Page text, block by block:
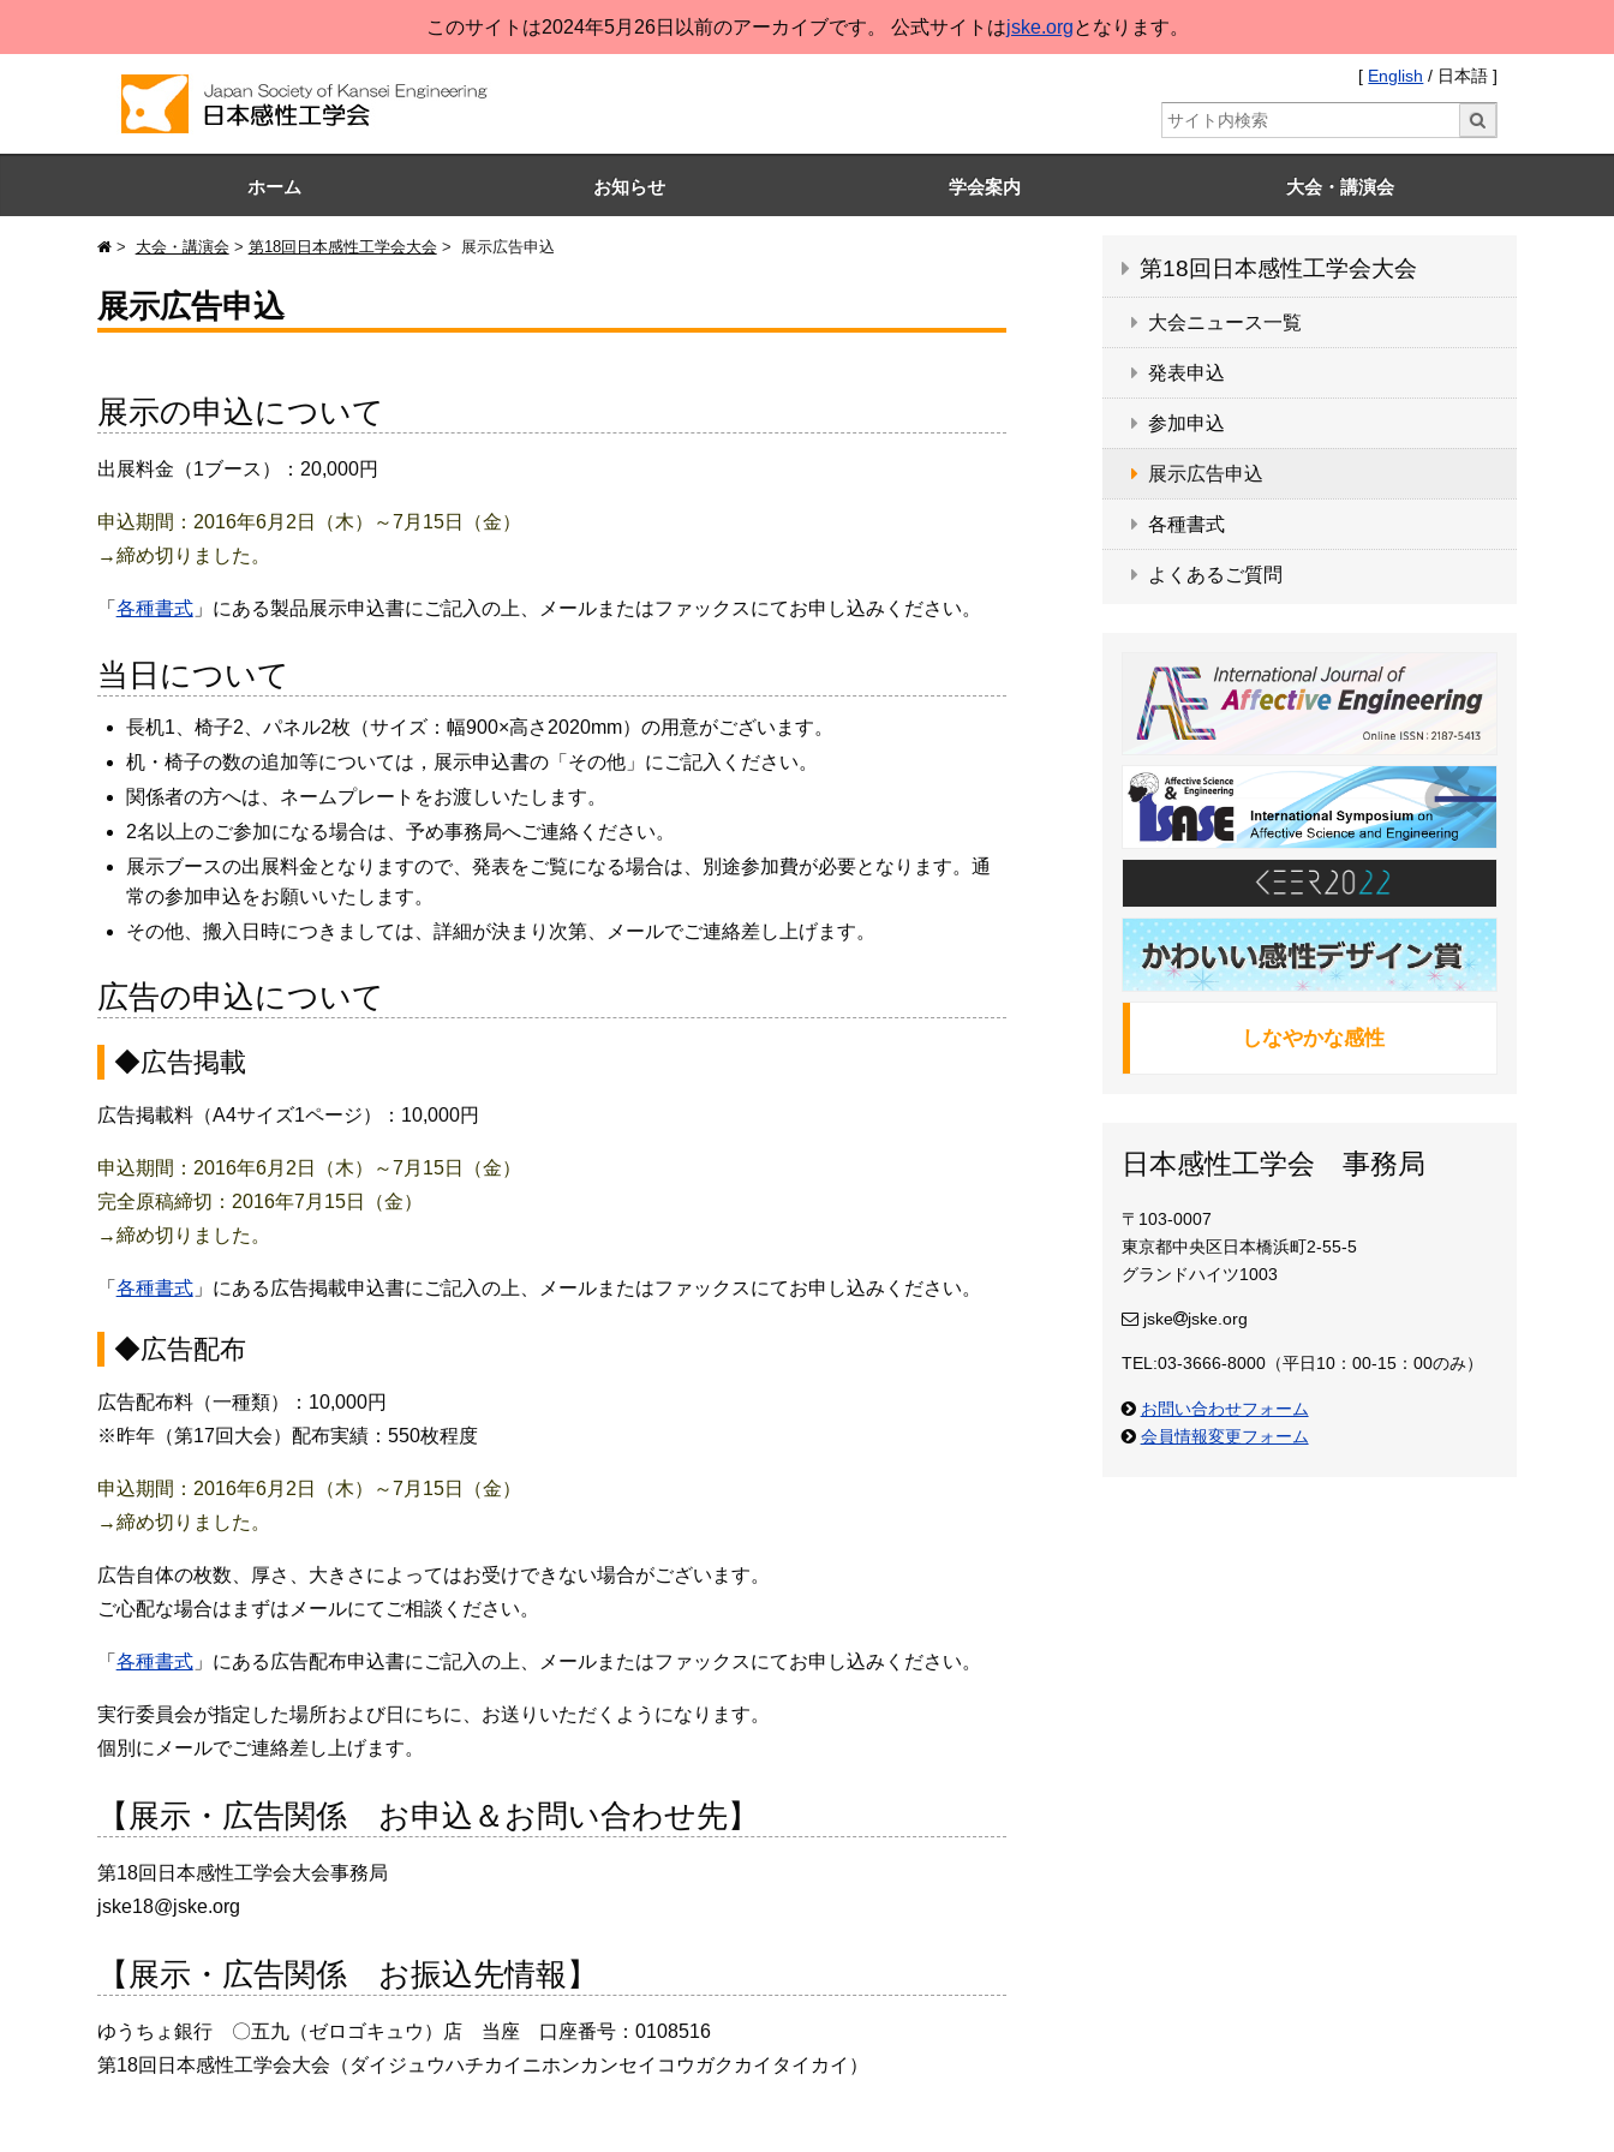
このサイトは2024年5月26日以前のアーカイブです。 公式サイトはjske.orgとなります。
[ English / 日本語 ]
ホーム お知らせ 学会案内 大会・講演会
大会・講演会 第18回日本感性工学会大会 展示広告申込
展示広告申込
展示の申込について
出展料金（1ブース）：20,000円
申込期間：2016年6月2日（木）～7月15日（金）
→締め切りました。
「 各種書式」にある製品展示申込書にご記入の上、メールまたはファックスにてお申し込みください。
当日について
長机1、椅子2、パネル2枚（サイズ：幅900×高さ2020mm）の用意がございます。
机・椅子の数の追加等については，展示申込書の「その他」にご記入ください。
関係者の方へは、ネームプレートをお渡しいたします。
2名以上のご参加になる場合は、予め事務局へご連絡ください。
展示ブースの出展料金となりますので、発表をご覧になる場合は、別途参加費が必要となります。通
常の参加申込をお願いいたします。
その他、搬入日時につきましては、詳細が決まり次第、メールでご連絡差し上げます。
広告の申込について
◆広告掲載
広告掲載料（A4サイズ1ページ）：10,000円
申込期間：2016年6月2日（木）～7月15日（金）
完全原稿締切：2016年7月15日（金）
→締め切りました。
「 各種書式」にある広告掲載申込書にご記入の上、メールまたはファックスにてお申し込みください。
◆広告配布
広告配布料（一種類）：10,000円
※昨年（第17回大会）配布実績：550枚程度
申込期間：2016年6月2日（木）～7月15日（金）
→締め切りました。
広告自体の枚数、厚さ、大きさによってはお受けできない場合がございます。
ご心配な場合はまずはメールにてご相談ください。
「 各種書式」にある広告配布申込書にご記入の上、メールまたはファックスにてお申し込みください。
実行委員会が指定した場所および日にちに、お送りいただくようになります。
個別にメールでご連絡差し上げます。
【展示・広告関係 お申込＆お問い合わせ先】
第18回日本感性工学会大会事務局
jske18@jske.org
【展示・広告関係 お振込先情報】
ゆうちょ銀行 〇五九（ゼロゴキュウ）店 当座 口座番号：0108516
第18回日本感性工学会大会（ダイジュウハチカイニホンカンセイコウガクカイタイカイ）
第18回日本感性工学会大会
大会ニュース一覧
発表申込
参加申込
展示広告申込
各種書式
よくあるご質問
しなやかな感性
日本感性工学会 事務局
〒103-0007
東京都中央区日本橋浜町2-55-5
グランドハイツ1003
jske jske.org
TEL:03-3666-8000（平日10：00-15：00のみ）
お問い合わせフォーム
会員情報変更フォーム